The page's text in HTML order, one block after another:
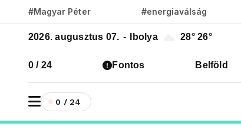
#Magyar Péter #energiaválság
2026. augusztus 07. - Ibolya 28° 26°
0 / 24 Fontos Belföld
0 / 24